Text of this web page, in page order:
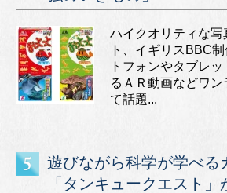
ハイクオリティな写
ト、イギリスBBC
トフォンやタブレ
るＡＲ動画などワ
て話題...
遊びながら科学が学べる
「タンキュークエスト